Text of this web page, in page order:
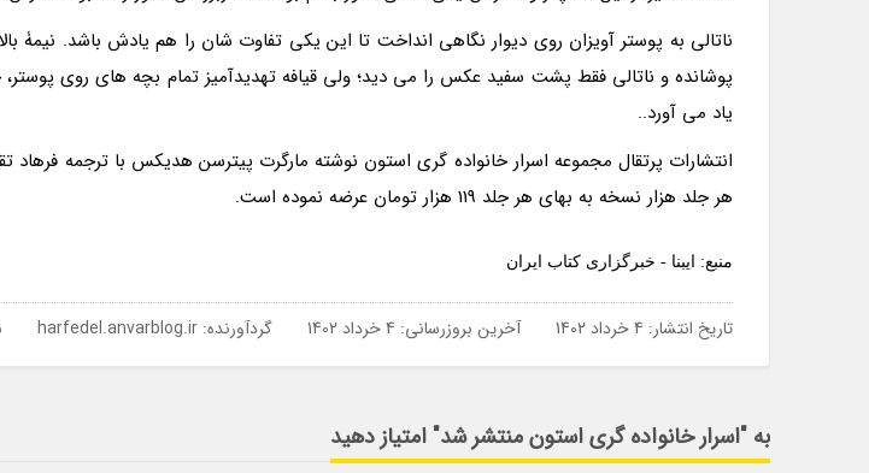
ناتالی به پوستر آویزان روی دیوار نگاهی انداخت تا این یکی تفاوت شان را هم یادش باشد. نیمۀ
پوشانده و ناتالی فقط پشت سفید عکس را می دید؛ ولی قیافه تهدیدآمیز تمام بچه های روی
یاد می آورد..
انتشارات پرتقال مجموعه اسرار خانواده گری استون نوشته مارگرت پیترسن هدیکس با ترجمه فرهاد
هر جلد هزار نسخه به بهای هر جلد 119 هزار تومان عرضه نموده است.
منبع: ایبنا - خبرگزاری کتاب ایران
تاریخ انتشار: 4 خرداد 1402 آخرین بروزرسانی: 4 خرداد 1402 گردآورنده: harfedel.anvarblog.ir
به "اسرار خانواده گری استون منتشر شد" امتیاز دهید